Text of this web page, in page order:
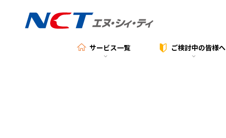
サービス一覧 ご検討中の皆様へ